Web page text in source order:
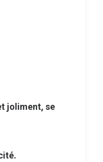
joliment, se